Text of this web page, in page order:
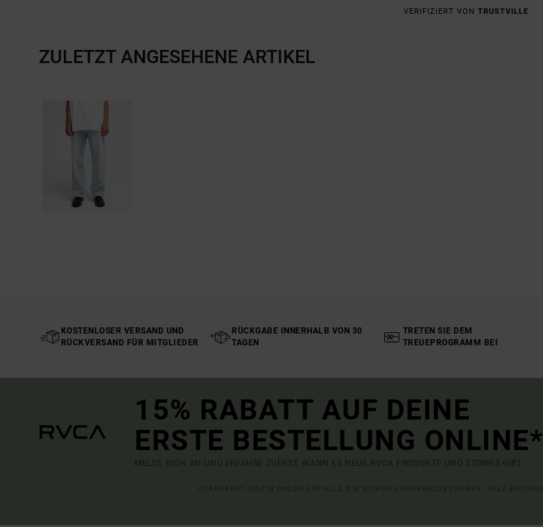
VERIFIZIERT VON TRUSTVILLE
ZULETZT ANGESEHENE ARTIKEL
KOSTENLOSER VERSAND UND
RÜCKVERSAND FÜR MITGLIEDER
RÜCKGABE INNERHALB VON 30
TAGEN
TRETEN SIE DEM
TREUEPROGRAMM BEI
15% RABATT AUF DEINE
ERSTE BESTELLUNG ONLINE*
MELDE DICH AN UND ERFAHRE ZUERST, WANN ES NEUE RVCA PRODUKTE UND STORIES GIBT.